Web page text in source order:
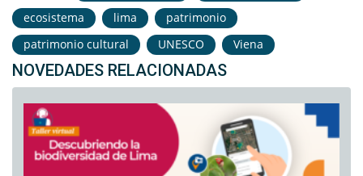
ecosistema
lima
patrimonio
patrimonio cultural
UNESCO Viena
NOVEDADES RELACIONADAS